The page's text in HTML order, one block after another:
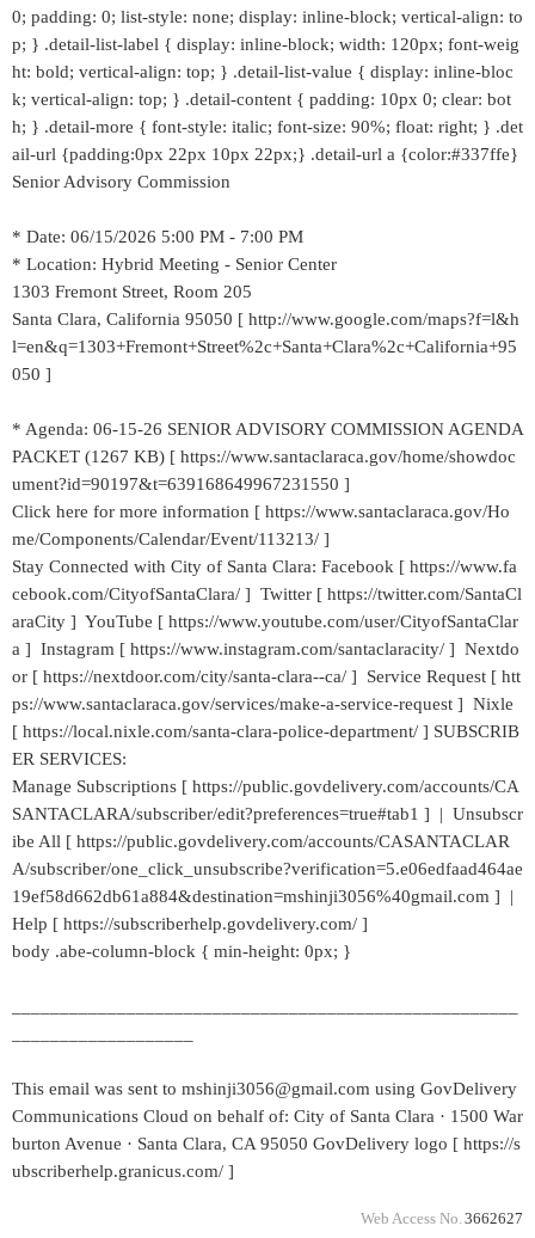
0; padding: 0; list-style: none; display: inline-block; vertical-align: to
p; } .detail-list-label { display: inline-block; width: 120px; font-weig
ht: bold; vertical-align: top; } .detail-list-value { display: inline-bloc
k; vertical-align: top; } .detail-content { padding: 10px 0; clear: bot
h; } .detail-more { font-style: italic; font-size: 90%; float: right; } .det
ail-url {padding:0px 22px 10px 22px;} .detail-url a {color:#337ffe}
Senior Advisory Commission
* Date: 06/15/2026 5:00 PM - 7:00 PM
* Location: Hybrid Meeting - Senior Center
1303 Fremont Street, Room 205
Santa Clara, California 95050 [ http://www.google.com/maps?f=l&h
l=en&q=1303+Fremont+Street%2c+Santa+Clara%2c+California+95
050 ]
* Agenda: 06-15-26 SENIOR ADVISORY COMMISSION AGENDA
PACKET (1267 KB) [ https://www.santaclaraca.gov/home/showdoc
ument?id=90197&t=639168649967231550 ]
Click here for more information [ https://www.santaclaraca.gov/Ho
me/Components/Calendar/Event/113213/ ]
Stay Connected with City of Santa Clara: Facebook [ https://www.fa
cebook.com/CityofSantaClara/ ] Twitter [ https://twitter.com/SantaCl
araCity ] YouTube [ https://www.youtube.com/user/CityofSantaClar
a ] Instagram [ https://www.instagram.com/santaclaracity/ ] Nextdo
or [ https://nextdoor.com/city/santa-clara--ca/ ] Service Request [ htt
ps://www.santaclaraca.gov/services/make-a-service-request ] Nixle
[ https://local.nixle.com/santa-clara-police-department/ ] SUBSCRIB
ER SERVICES:
Manage Subscriptions [ https://public.govdelivery.com/accounts/CA
SANTACLARA/subscriber/edit?preferences=true#tab1 ] | Unsubscr
ibe All [ https://public.govdelivery.com/accounts/CASANTACLAR
A/subscriber/one_click_unsubscribe?verification=5.e06edfaad464ae
19ef58d662db61a884&destination=mshinji3056%40gmail.com ] |
Help [ https://subscriberhelp.govdelivery.com/ ]
body .abe-column-block { min-height: 0px; }
This email was sent to mshinji3056@gmail.com using GovDelivery
Communications Cloud on behalf of: City of Santa Clara · 1500 War
burton Avenue · Santa Clara, CA 95050 GovDelivery logo [ https://s
ubscriberhelp.granicus.com/ ]
Web Access No. 3662627